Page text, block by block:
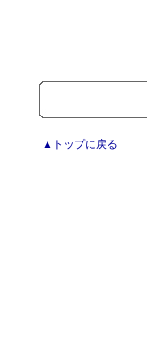
▲トップに戻る